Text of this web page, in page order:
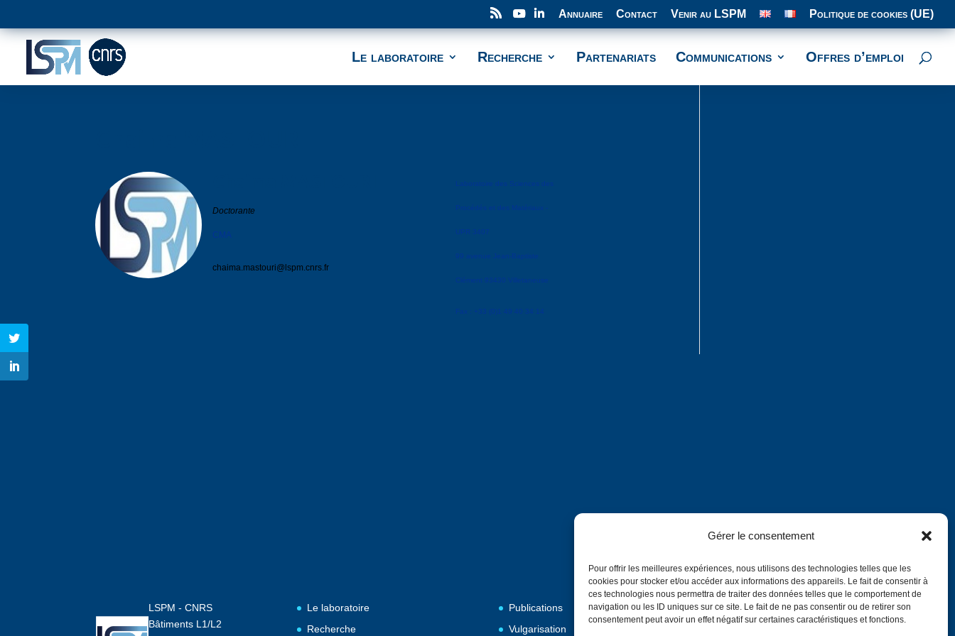
Gérer le consentement
Pour offrir les meilleures expériences, nous utilisons des technologies telles que les
cookies pour stocker et/ou accéder aux informations des appareils. Le fait de consentir à
ces technologies nous permettra de traiter des données telles que le comportement de
navigation ou les ID uniques sur ce site. Le fait de ne pas consentir ou de retirer son
consentement peut avoir un effet négatif sur certaines caractéristiques et fonctions.
Annuaire Contact Venir au LSPM Politique de cookies (UE)
Le laboratoire Recherche Partenariats Communications Offres d’emploi
Laboratoire des Sciences des
Procédés et des Matériaux -
UPR 3407
99 avenue Jean-Baptiste
Clément 93430 Villetaneuse
Fax : +33 (0)1 49 40 34 14
Doctorante
CMA
chaima.mastouri@ lspm.cnrs.fr
LSPM - CNRS
Bâtiments L1/L2
Le laboratoire
Recherche
Publications
Vulgarisation
Annuaire